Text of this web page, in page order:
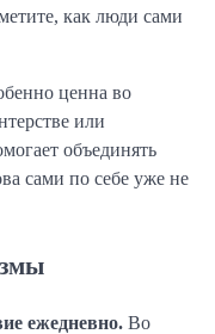
как люди сами
ценна во
или
объединять
сами по себе уже не
ежедневно. Во